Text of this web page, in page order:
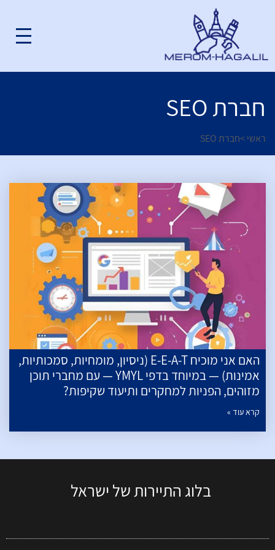
חברת SEO
ראשי >חברת SEO
האם אני מוכיח E-E-A-T (ניסיון, מומחיות, סמכותיות,
אמינות) — במיוחד בדפי YMYL — עם מחברי תוכן
מזוהים, הפניות למחקרים ותיעוד שקיפות?
קרא עוד »
בלוג התיירות של ישראל